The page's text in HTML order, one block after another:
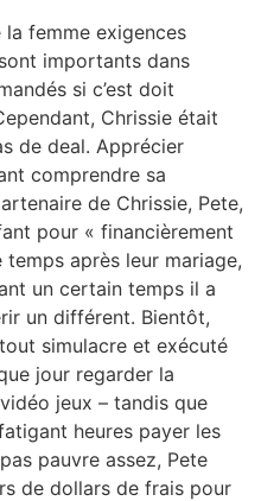
femme exigences
importants dans
si c’est doit
Chrissie était
de deal. Apprécier
comprendre sa
de Chrissie, Pete,
pour « financièrement
après leur mariage,
un certain temps il a
un différent. Bientôt,
simulacre et exécuté
jour regarder la
jeux – tandis que
heures payer les
pauvre assez, Pete
de dollars de frais pour